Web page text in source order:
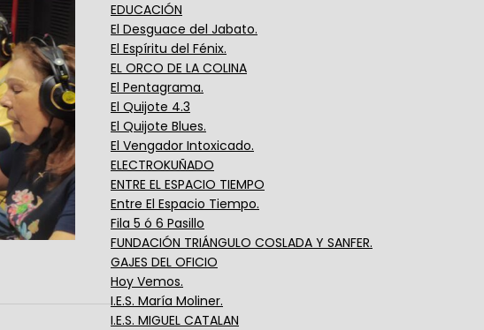
EDUCACIÓN
El Desguace del Jabato.
El Espíritu del Fénix.
EL ORCO DE LA COLINA
El Pentagrama.
El Quijote 4.3
El Quijote Blues.
El Vengador Intoxicado.
ELECTROKUÑADO
ENTRE EL ESPACIO TIEMPO
Entre El Espacio Tiempo.
Fila 5 ó 6 Pasillo
FUNDACIÓN TRIÁNGULO COSLADA Y SANFER.
GAJES DEL OFICIO
Hoy Vemos.
I.E.S. María Moliner.
I.E.S. MIGUEL CATALAN